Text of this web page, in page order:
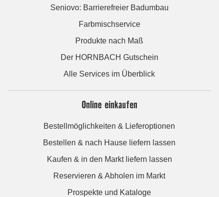
Seniovo: Barrierefreier Badumbau
Farbmischservice
Produkte nach Maß
Der HORNBACH Gutschein
Alle Services im Überblick
Online einkaufen
Bestellmöglichkeiten & Lieferoptionen
Bestellen & nach Hause liefern lassen
Kaufen & in den Markt liefern lassen
Reservieren & Abholen im Markt
Prospekte und Kataloge